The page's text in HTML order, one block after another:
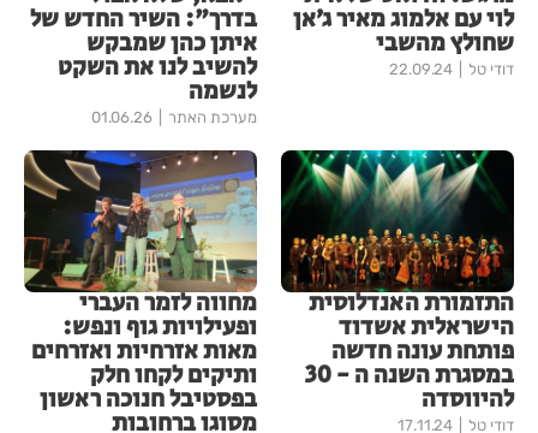
לוי עם אלמוג מאיר ג׳אן
שחולץ מהשבי
דודי טל 22.09.24
בדרך": השיר החדש של
איתן כהן שמבקש
להשיב לנו את השקט
לנשמה
מערכת האתר 01.06.26
התזמורת האנדלוסית
הישראלית אשדוד
פותחת עונה חדשה
במסגרת השנה ה - 30
להיווסדה
דודי טל 17.11.24
מחווה לזמר העברי
ופעילויות גוף ונפש:
מאות אזרחיות ואזרחים
ותיקים לקחו חלק
בפסטיבל חנוכה ראשון
מסוגו ברחובות